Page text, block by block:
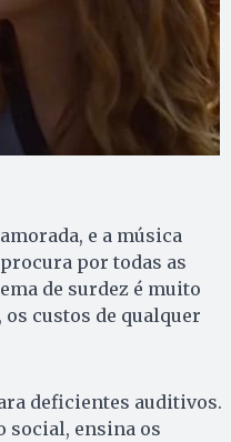
e a música
por todas as
de surdez é muito
custos de qualquer
deficientes auditivos.
social, ensina os